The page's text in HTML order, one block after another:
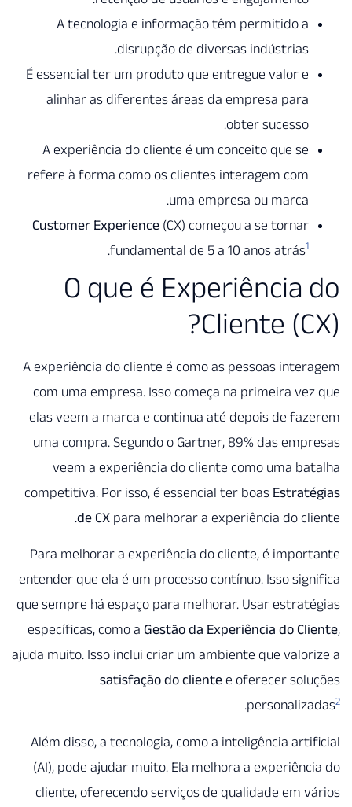
A tecnologia e informação têm permitido a
disrupção de diversas indústrias.
É essencial ter um produto que entregue valor e
alinhar as diferentes áreas da empresa para
obter sucesso.
A experiência do cliente é um conceito que se
refere à forma como os clientes interagem com
uma empresa ou marca.
Customer Experience(CX) começou a se tornar
fundamental de 5 a 10 anos atrás
.
O que é
Cliente
A experiência do cliente é como as pessoas
com uma empresa. Isso começa na primeira
elas veem a marca e continua até depois de
uma compra. Segundo o Gartner, 89% das
veem a experiência do cliente como uma
competitiva. Por isso, é essencial ter boas
de CXpara melhorar a experiência do
Para melhorar a experiência do cliente, é
entender que ela é um processo contínuo. Isso
que sempre há espaço para melhorar. Usar
específicas, como a Gestão da Experiência do
ajuda muito. Isso inclui criar um ambiente que
satisfação do clientee oferecer
.
Além disso, a tecnologia, como a inteligência
(AI), pode ajudar muito. Ela melhora a
cliente, oferecendo serviços de qualidade em